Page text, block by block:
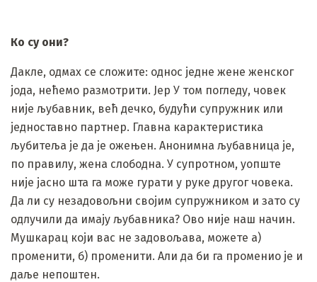
Ко су они?
Дакле, одмах се сложите: однос једне жене женског
јода, нећемо размотрити. Јер У том погледу, човек
није љубавник, већ дечко, будући супружник или
једноставно партнер. Главна карактеристика
љубитеља је да је ожењен. Анонимна љубавница је,
по правилу, жена слободна. У супротном, уопште
није јасно шта га може гурати у руке другог човека.
Да ли су незадовољни својим супружником и зато су
одлучили да имају љубавника? Ово није наш начин.
Мушкарац који вас не задовољава, можете а)
променити, б) променити. Али да би га променио је и
даље непоштен.